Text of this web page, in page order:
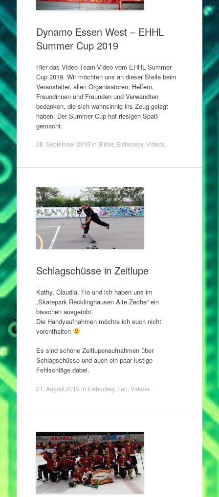
Dynamo Essen West – EHHL
Summer Cup 2019
Hier das Video Team-Video vom EHHL Summer
Cup 2019. Wir möchten uns an dieser Stelle beim
Veranstalter, allen Organisatoren, Helfern,
Freundinnen und Freunden und Verwandten
bedanken, die sich wahnsinnig ins Zeug gelegt
haben. Der Summer Cup hat riesigen Spaß
gemacht.
08. September 2019 in Bilder, Eishockey, Videos.
Schlagschüsse in Zeitlupe
Kathy, Claudia, Flo und ich haben uns im
„Skatepark Recklinghausen Alte Zeche“ ein
bisschen ausgetobt.
Die Handyaufnahmen möchte ich euch nicht
vorenthalten
Es sind schöne Zeitlupenaufnahmen über
Schlagschüsse und auch ein paar lustige
Fehlschläge dabei.
01. August 2019 in Eishockey, Fun Videos.